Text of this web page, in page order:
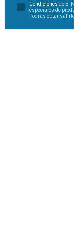
Condiciones de El
especiales de
Podrás optar